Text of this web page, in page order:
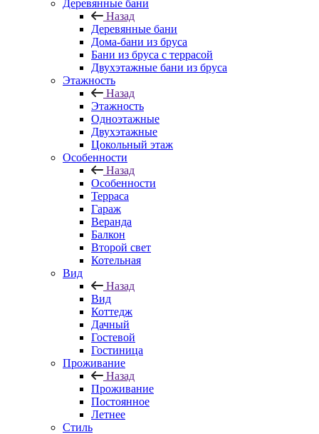
Деревянные бани
Назад
Деревянные бани
Дома-бани из бруса
Бани из бруса с террасой
Двухэтажные бани из бруса
Этажность
Назад
Этажность
Одноэтажные
Двухэтажные
Цокольный этаж
Особенности
Назад
Особенности
Терраса
Гараж
Веранда
Балкон
Второй свет
Котельная
Вид
Назад
Вид
Коттедж
Дачный
Гостевой
Гостиница
Проживание
Назад
Проживание
Постоянное
Летнее
Стиль